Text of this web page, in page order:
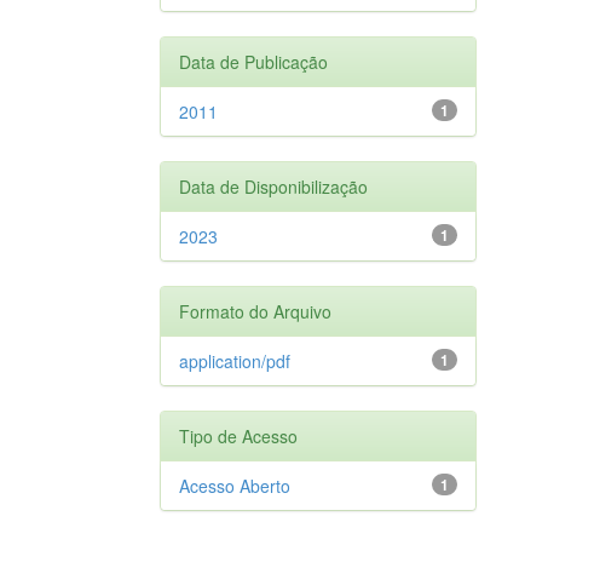
Data de Publicação
1
2011
Data de Disponibilização
1
2023
Formato do Arquivo
1
application/pdf
Tipo de Acesso
1
Acesso Aberto